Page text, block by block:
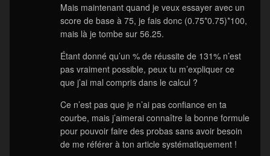
Mais maintenant quand je veux essayer avec un
score de base à 75, je fais donc (0.75*0.75)*100,
mais là je tombe sur 56.25.
Étant donné qu’un % de réussite de 131% n’est
pas vraiment possible, peux tu m’expliquer ce
que j’ai mal compris dans le calcul ?
Ce n’est pas que je n’ai pas confiance en ta
courbe, mais j’aimerai connaître la bonne formule
pour pouvoir faire des probas sans avoir besoin
de me référer à ton article systématiquement !